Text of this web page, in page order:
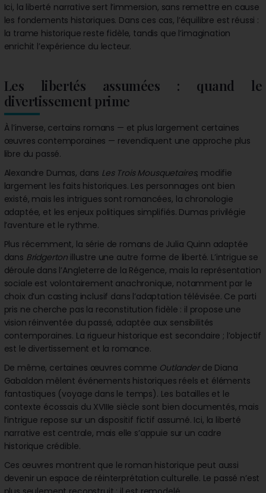
Ici, la liberté narrative sert l’immersion, sans remettre en cause
les fondements historiques. Dans ces cas, l’équilibre est réussi :
la trame historique reste fidèle, tandis que l’imagination
enrichit l’expérience du lecteur.
Les libertés assumées : quand le
divertissement prime
À l’inverse, certains romans — et plus largement certaines
œuvres contemporaines — revendiquent une approche plus
libre du passé.
Alexandre Dumas, dans Les Trois Mousquetaires, modifie
largement les faits historiques. Les personnages ont bien
existé, mais les intrigues sont romancées, la chronologie
adaptée, et les enjeux politiques simplifiés. Dumas privilégie
l’aventure et le rythme.
Plus récemment, la série de romans de Julia Quinn adaptée
dans Bridgerton illustre une autre forme de liberté. L’intrigue se
déroule dans l’Angleterre de la Régence, mais la représentation
sociale est volontairement anachronique, notamment par le
choix d’un casting inclusif dans l’adaptation télévisée. Ce parti
pris ne cherche pas la reconstitution fidèle : il propose une
vision réinventée du passé, adaptée aux sensibilités
contemporaines. La rigueur historique est secondaire ; l’objectif
est le divertissement et la romance.
De même, certaines œuvres comme Outlanderde Diana
Gabaldon mêlent événements historiques réels et éléments
fantastiques (voyage dans le temps). Les batailles et le
contexte écossais du XVIIIe siècle sont bien documentés, mais
l’intrigue repose sur un dispositif fictif assumé. Ici, la liberté
narrative est centrale, mais elle s’appuie sur un cadre
historique crédible.
Ces œuvres montrent que le roman historique peut aussi
devenir un espace de réinterprétation culturelle. Le passé n’est